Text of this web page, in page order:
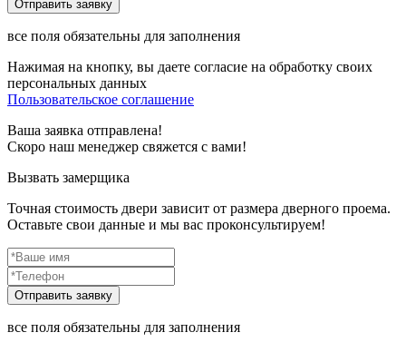
все поля обязательны для заполнения
Нажимая на кнопку, вы даете согласие на обработку своих
персональных данных
Пользовательское соглашение
Ваша заявка отправлена!
Скоро наш менеджер свяжется с вами!
Вызвать замерщика
Точная стоимость двери зависит от размера дверного проема.
Оставьте свои данные и мы вас проконсультируем!
все поля обязательны для заполнения